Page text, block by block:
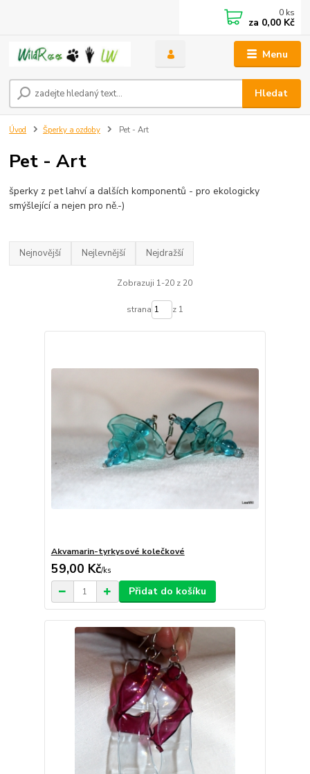
Menu
Hledat
0 ks
za 0,00 Kč
Úvod Šperky a ozdoby Pet - Art
Pet - Art
šperky z pet lahví a dalších komponentů - pro ekologicky
smýšlející a nejen pro ně.-)
Nejnovější Nejlevnější Nejdražší
Zobrazuji 1-20 z 20
strana z 1
Akvamarin-tyrkysové kolečkové
59,00 Kč/ks
Přidat do košíku